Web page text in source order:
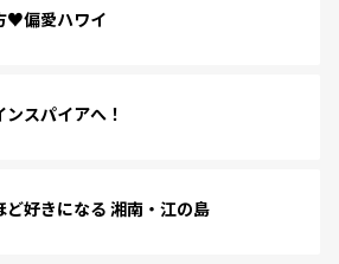
♥偏愛ハワイ
スパイアへ！
ど好きになる 湘南・江の島